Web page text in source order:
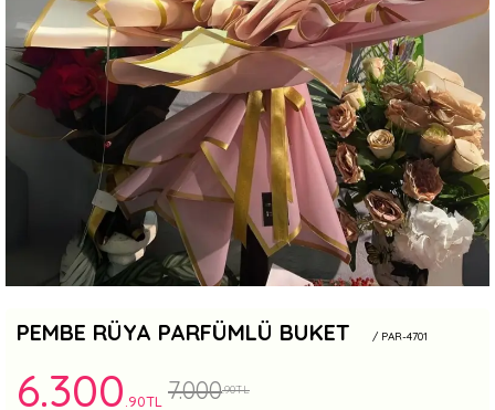
PEMBE RÜYA PARFÜMLÜ BUKET / PAR-4701
6.300 .90TL 7.000.90TL